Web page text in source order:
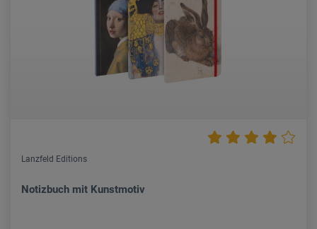
Lanzfeld Editions
Notizbuch mit Kunstmotiv